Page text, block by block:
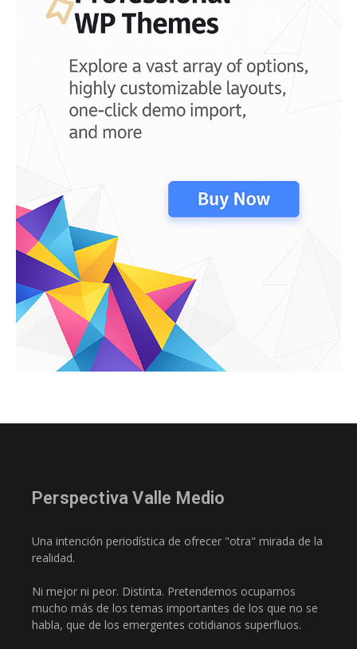
Perspectiva Valle Medio
Una intención periodística de ofrecer "otra" mirada de la
realidad.
Ni mejor ni peor. Distinta. Pretendemos ocuparnos
mucho más de los temas importantes de los que no se
habla, que de los emergentes cotidianos superfluos.